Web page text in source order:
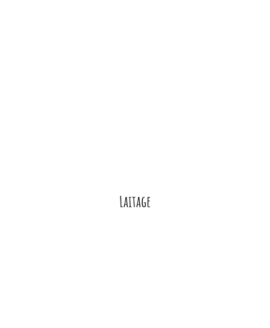
Laitage